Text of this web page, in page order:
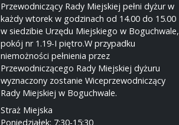
Przewodniczący Rady Miejskiej pełni dyżur w
każdy wtorek w godzinach od 14.00 do 15.00
w siedzibie Urzędu Miejskiego w Boguchwale,
pokój nr 1.19-I piętro.W przypadku
niemożności pełnienia przez
Przewodniczącego Rady Miejskiej dyżuru
wyznaczony zostanie Wiceprzewodniczący
Rady Miejskiej w Boguchwale.
Straż Miejska
Poniedziałek: 7:30-15:30